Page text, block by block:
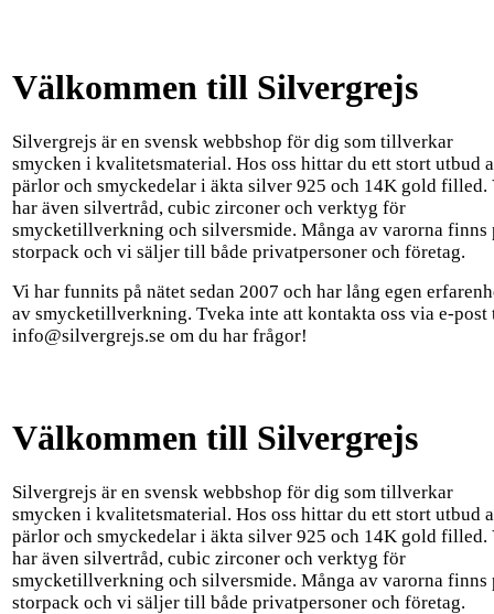
Välkommen till Silvergrejs
Silvergrejs är en svensk webbshop för dig som tillverkar
smycken i kvalitetsmaterial. Hos oss hittar du ett stort utbud
pärlor och smyckedelar i äkta silver 925 och 14K gold filled.
har även silvertråd, cubic zirconer och verktyg för
smycketillverkning och silversmide. Många av varorna finns
storpack och vi säljer till både privatpersoner och företag.
Vi har funnits på nätet sedan 2007 och har lång egen
av smycketillverkning. Tveka inte att kontakta oss via e-
info@silvergrejs.se om du har frågor!
Välkommen till Silvergrejs
Silvergrejs är en svensk webbshop för dig som tillverkar
smycken i kvalitetsmaterial. Hos oss hittar du ett stort utbud
pärlor och smyckedelar i äkta silver 925 och 14K gold filled.
har även silvertråd, cubic zirconer och verktyg för
smycketillverkning och silversmide. Många av varorna finns
storpack och vi säljer till både privatpersoner och företag.